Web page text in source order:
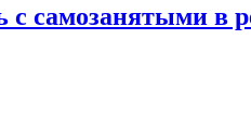
с самозанятыми в